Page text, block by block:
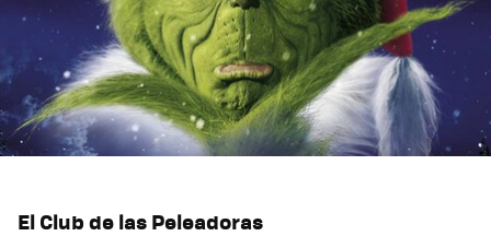
El Club de las Peleadoras